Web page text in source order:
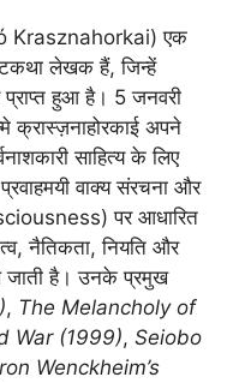
Krasznahorkai) एक
लेखक हैं, जिन्हें
प्राप्त हुआ है। 5 जनवरी
क्रास्ज़नाहोरकाई अपने
साहित्य के लिए
वाक्य संरचना और
पर आधारित
नैतिकता, नियति और
जाती है। उनके प्रमुख
, The Melancholy of
War (1999), Seiobo
Wenckheim’s